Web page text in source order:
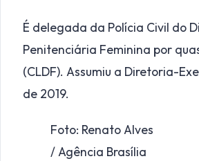
É delegada da Polícia Civil do
Penitenciária Feminina por
(CLDF). Assumiu a Diretoria-
de 2019.
Foto: Renato Alves
/ Agência Brasília